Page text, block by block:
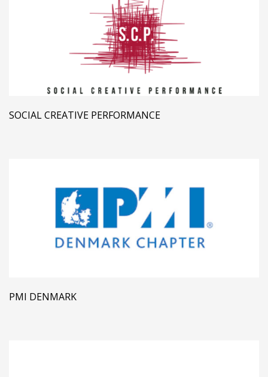
SOCIAL CREATIVE PERFORMANCE
PMI DENMARK